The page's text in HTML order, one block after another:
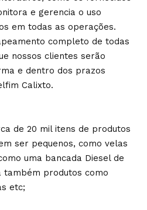
e gerencia o uso
em todas as operações.
completo de todas
nossos clientes serão
e dentro dos prazos
Calixto.
de 20 mil itens de produtos
ser pequenos, como velas
uma bancada Diesel de
também produtos como
etc;